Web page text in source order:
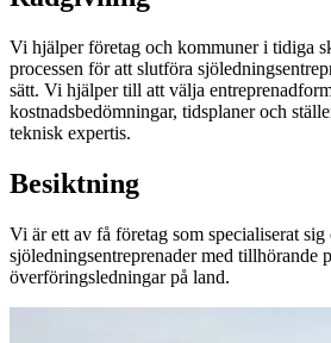
Vi hjälper företag och kommuner i tidiga
processen för att slutföra
sätt. Vi hjälper till att välja
kostnadsbedömningar, tidsplaner och
teknisk expertis.
Besiktning
Vi är ett av få företag som specialiserat
sjöledningsentreprenader med tillhörande
överföringsledningar på land.